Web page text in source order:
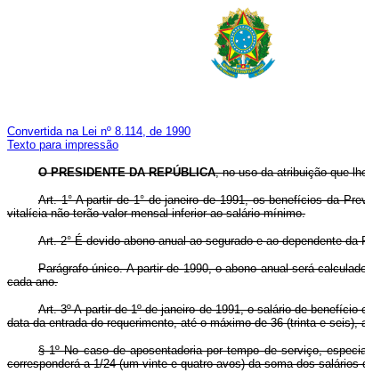
Convertida na Lei nº 8.114, de 1990
Texto para impressão
O PRESIDENTE DA REPÚBLICA, no uso da atribuição que
Art. 1° A partir de 1° de janeiro de 1991, os benefícios da
vitalícia não terão valor mensal inferior ao salário mínimo.
Art. 2° É devido abono anual ao segurado e ao dependente
Parágrafo único. A partir de 1990, o abono anual será
cada ano.
Art. 3º A partir de 1º de janeiro de 1991, o salário-de-
data da entrada do requerimento, até o máximo de 36 (trinta e
§ 1º No caso de aposentadoria por tempo de serviço,
corresponderá a 1/24 (um vinte e quatro avos) da soma dos